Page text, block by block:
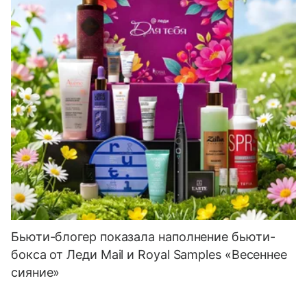
Бьюти-блогер показала наполнение бьюти-
бокса от Леди Mail и Royal Samples «Весеннее
сияние»